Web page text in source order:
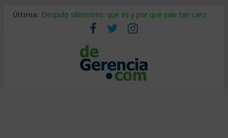
Última: Despido silencioso: qué es y por qué sale tan caro
La economía de Venezuela después del terremoto
Los 8 pasos de Kotter: liderar el cambio sin fracasar
Gestión de proyectos con IA: qué cambia en el oficio
IA y creatividad: cómo evitar que todos piensen igual